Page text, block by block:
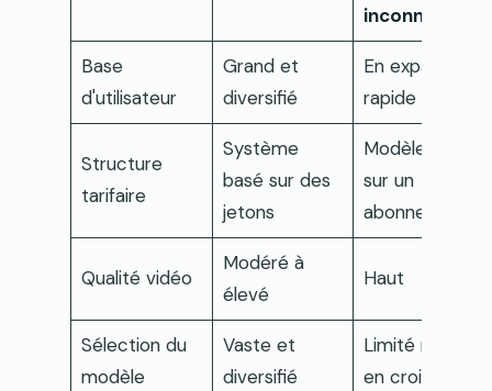
inconnus
Base
d'utilisateur
Grand et
diversifié
En expansion
rapide
Structure
tarifaire
Système
basé sur des
jetons
Modèle basé
sur un
abonnement
Qualité vidéo
Modéré à
élevé
Haut
Sélection du
modèle
Vaste et
diversifié
Limité mais
en croissance